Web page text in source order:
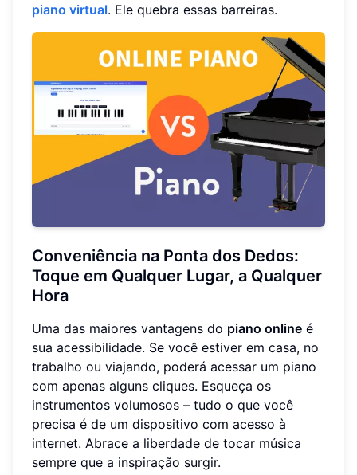
piano virtual. Ele quebra essas barreiras.
Conveniência na Ponta dos Dedos:
Toque em Qualquer Lugar, a Qualquer
Hora
Uma das maiores vantagens do piano online é
sua acessibilidade. Se você estiver em casa, no
trabalho ou viajando, poderá acessar um piano
com apenas alguns cliques. Esqueça os
instrumentos volumosos – tudo o que você
precisa é de um dispositivo com acesso à
internet. Abrace a liberdade de tocar música
sempre que a inspiração surgir.